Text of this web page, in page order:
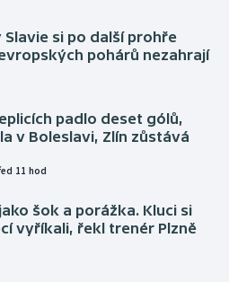
si po další prohře
pohárů nezahrají
padlo deset gólů,
v Boleslavi, Zlín zůstává
11 hod
šok a porážka. Kluci si
vyříkali, řekl trenér Plzně